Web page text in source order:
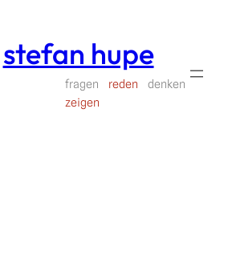
stefan hupe
fragen reden
denken
zeigen